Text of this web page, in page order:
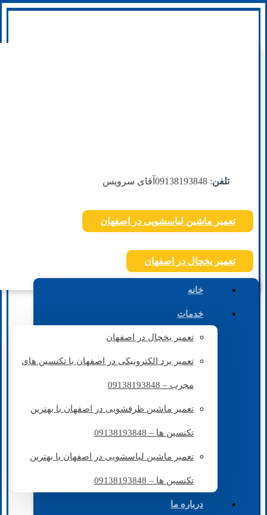
تلفن: 09138193848 آقای سرویس
تعمیر ماشین لباسشویی در اصفهان
تعمیر یخچال در اصفهان
خانه
خدمات
تعمیر یخچال در اصفهان
تعمیر برد الکترونیکی در اصفهان با تکنسین های
مجرب – 09138193848
تعمیر ماشین ظرفشویی در اصفهان با بهترین
تکنسین ها – 09138193848
تعمیر ماشین لباسشویی در اصفهان با بهترین
تکنسین ها – 09138193848
درباره ما